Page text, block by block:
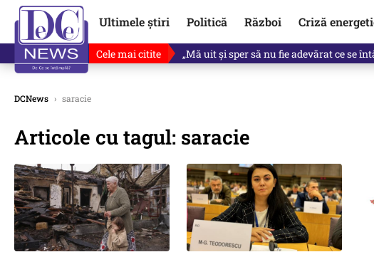
Ultimele știri Politică Război Criză
Cele mai citite Ce se întâmplă cu primul buletin
DCNews › saracie
Articole cu tagul: saracie